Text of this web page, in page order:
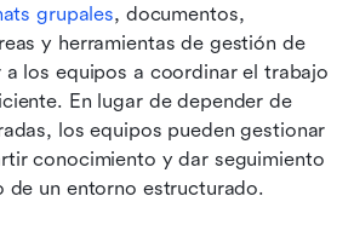
grupales, documentos,
y herramientas de gestión de
los equipos a coordinar el trabajo
En lugar de depender de
los equipos pueden gestionar
conocimiento y dar seguimiento
de un entorno estructurado.